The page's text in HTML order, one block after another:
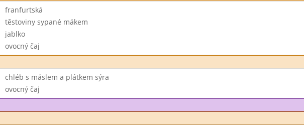
franfurtská
těstoviny sypané mákem
jablko
ovocný čaj
chléb s máslem a plátkem sýra
ovocný čaj